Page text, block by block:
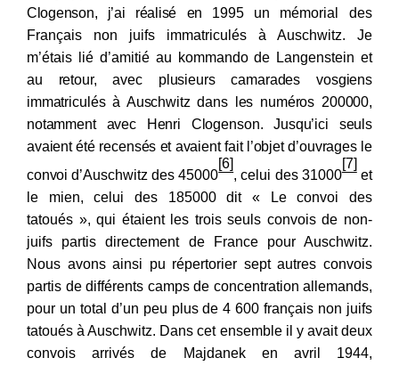
Clogenson, j’ai réalisé en 1995 un mémorial des
Français non juifs immatriculés à Auschwitz. Je
m’étais lié d’amitié au kommando de Langenstein et
au retour, avec plusieurs camarades vosgiens
immatriculés à Auschwitz dans les numéros 200000,
notamment avec Henri Clogenson. Jusqu’ici seuls
avaient été recensés et avaient fait l’objet d’ouvrages le
convoi d’Auschwitz des 45000
[6]
, celui des 31000
[7]
et
le mien, celui des 185000 dit « Le convoi des
tatoués », qui étaient les trois seuls convois de non-
juifs partis directement de France pour Auschwitz.
Nous avons ainsi pu répertorier sept autres convois
partis de différents camps de concentration allemands,
pour un total d’un peu plus de 4 600 français non juifs
tatoués à Auschwitz. Dans cet ensemble il y avait deux
convois arrivés de Majdanek en avril 1944,